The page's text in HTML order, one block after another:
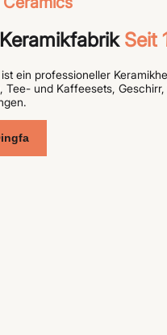
Seit
ein professioneller
Tee- und Kaffeesets,